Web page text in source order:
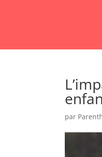
par